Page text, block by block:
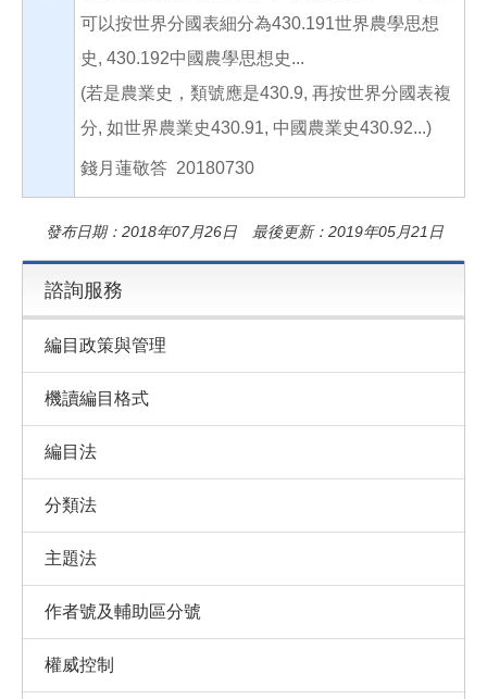
可以按世界分國表細分為430.191世界農學思想
史, 430.192中國農學思想史...
(若是農業史，類號應是430.9, 再按世界分國表複
分, 如世界農業史430.91, 中國農業史430.92...)
錢月蓮敬答 20180730
發布日期：2018年07月26日 最後更新：2019年05月21日
諮詢服務
編目政策與管理
機讀編目格式
編目法
分類法
主題法
作者號及輔助區分號
權威控制